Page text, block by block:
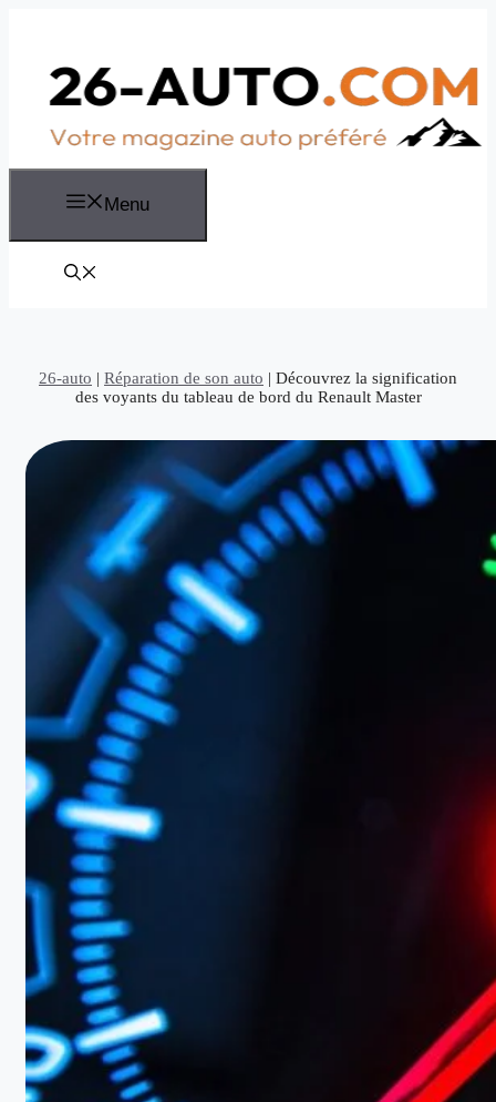
Menu
26-auto | Réparation de son auto | Découvrez la signification
des voyants du tableau de bord du Renault Master